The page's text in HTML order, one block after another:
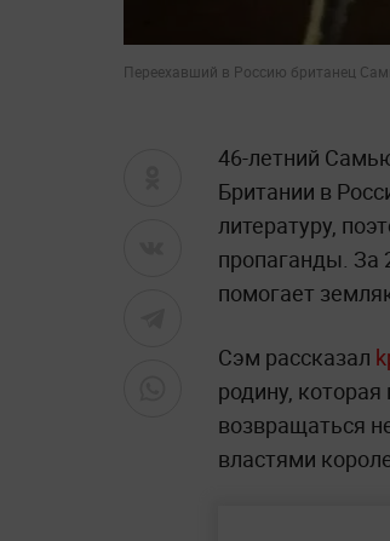
Переехавший в Россию британец
46-летний
Британии в
литературу,
пропаганды. За
помогает
Сэм рассказал
родину,
возвращаться
властями